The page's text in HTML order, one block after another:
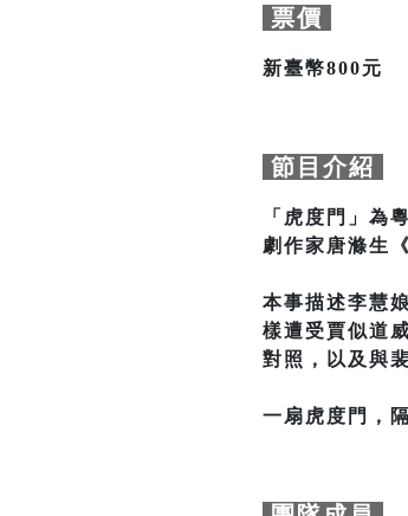
票價
新臺幣800元
節目介紹
「虎度門」為
劇作家唐滌生
本事描述李慧
樣遭受賈似道
對照，以及與
一扇虎度門，